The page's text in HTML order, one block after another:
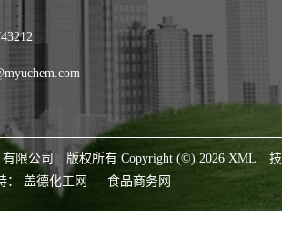
限公司 版权所有 Copyright (©) 2026 XML
技
： 盖德化工网 食品商务网